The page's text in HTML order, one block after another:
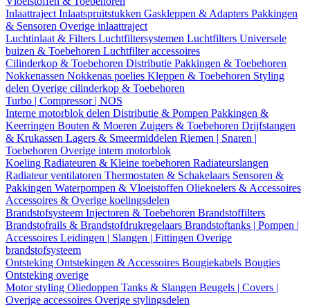
Inlaattraject Inlaatspruitstukken Gaskleppen & Adapters Pakkingen
& Sensoren Overige inlaattraject
Luchtinlaat & Filters Luchtfiltersystemen Luchtfilters Universele
buizen & Toebehoren Luchtfilter accessoires
Cilinderkop & Toebehoren Distributie Pakkingen & Toebehoren
Nokkenassen Nokkenas poelies Kleppen & Toebehoren Styling
delen Overige cilinderkop & Toebehoren
Turbo | Compressor | NOS
Interne motorblok delen Distributie & Pompen Pakkingen &
Keerringen Bouten & Moeren Zuigers & Toebehoren Drijfstangen
& Krukassen Lagers & Smeermiddelen Riemen | Snaren |
Toebehoren Overige intern motorblok
Koeling Radiateuren & Kleine toebehoren Radiateurslangen
Radiateur ventilatoren Thermostaten & Schakelaars Sensoren &
Pakkingen Waterpompen & Vloeistoffen Oliekoelers & Accessoires
Accessoires & Overige koelingsdelen
Brandstofsysteem Injectoren & Toebehoren Brandstoffilters
Brandstofrails & Brandstofdrukregelaars Brandstoftanks | Pompen |
Accessoires Leidingen | Slangen | Fittingen Overige
brandstofsysteem
Ontsteking Ontstekingen & Accessoires Bougiekabels Bougies
Ontsteking overige
Motor styling Oliedoppen Tanks & Slangen Beugels | Covers |
Overige accessoires Overige stylingsdelen